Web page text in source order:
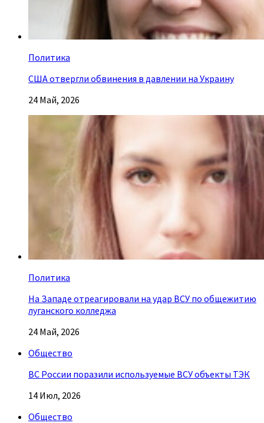
Политика
США отвергли обвинения в давлении на Украину
24 Май, 2026
Политика
На Западе отреагировали на удар ВСУ по общежитию
луганского колледжа
24 Май, 2026
Общество
ВС России поразили используемые ВСУ объекты ТЭК
14 Июл, 2026
Общество